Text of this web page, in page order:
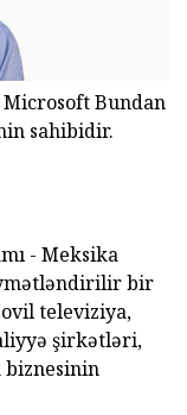
Microsoft Bundan
sahibidir.
- Meksika
bir
televiziya,
şirkətləri,
biznesinin